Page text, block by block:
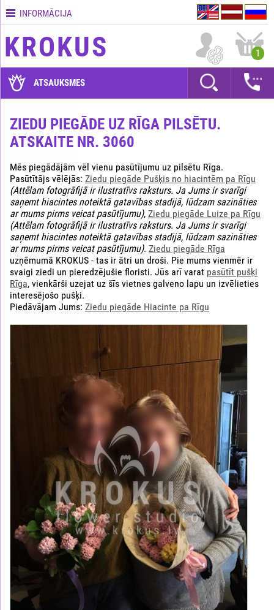
Kontakti
Piegādes
GARANTIJAS
apmaksāt?
Kā
pasūtījumu?
INFORMĀCIJA
KROKUS 1
ATSAUKSMES
ZIEDU PIEGĀDE UZ RĪGA PILSĒTU.
ATSKAITE NR. 3060
Mēs piegādājām vēl vienu pasūtījumu uz pilsētu Rīga.
Pasūtītājs vēlējās: Ziedu piegāde Pušķis no hiacintēm pa Rīgu
(Attēlam fotogrāfijā ir ilustratīvs raksturs. Ja Jums ir svarīgi
saņemt hiacintes noteiktā gatavības stadijā, lūdzam sazināties
ar mums pirms veicat pasūtījumu), Ziedu piegāde Luize pa Rīgu
(Attēlam fotogrāfijā ir ilustratīvs raksturs. Ja Jums ir svarīgi
saņemt hiacintes noteiktā gatavības stadijā, lūdzam sazināties
ar mums pirms veicat pasūtījumu). Ziedu piegāde Rīga
uzņēmumā KROKUS - tas ir ātri un droši. Pie mums vienmēr ir
svaigi ziedi un pieredzējušie floristi. Jūs arī varat pasūtīt pušķi
Rīga, vienkārši uzejat uz šīs vietnes galveno lapu un izvēlieties
interesējošo pušķi.
Piedāvājam Jums: Ziedu piegāde Hiacinte pa Rīgu